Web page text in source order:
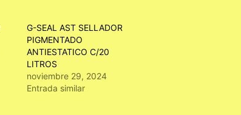
G-SEAL AST SELLADOR
PIGMENTADO
ANTIESTATICO C/20
LITROS
noviembre 29, 2024
Entrada similar